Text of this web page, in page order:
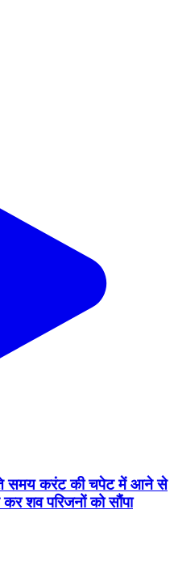
समय करंट की चपेट में आने से
शव परिजनों को सौंपा